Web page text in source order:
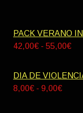
PACK VERANO
42,00€ - 55,00€
DIA DE
8,00€ - 9,00€Rango